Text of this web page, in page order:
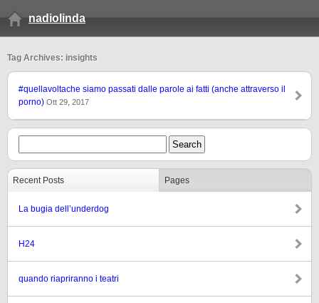
nadiolinda
Tag Archives: insights
#quellavoltache siamo passati dalle parole ai fatti (anche attraverso il
porno) Ott 29, 2017
Recent Posts Pages
La bugia dell’underdog
H24
quando riapriranno i teatri